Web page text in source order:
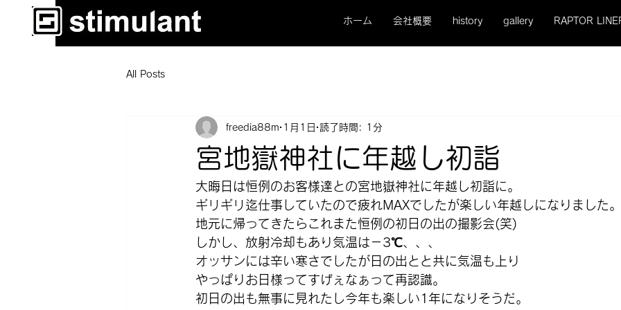
ホーム 会社概要 history gallery RAPTOR
All Posts
宮地嶽神社に年越し初詣
freedia88m 1月1日 読了時間: 1分
大晦日は恒例のお客様達との宮地嶽神社に年越し初詣に。
ギリギリ迄仕事していたので疲れMAXでしたが楽しい年越しになりました。
地元に帰ってきたらこれまた恒例の初日の出の撮影会(笑)
しかし、放射冷却もあり気温は－3℃、、、
オッサンには辛い寒さでしたが日の出とと共に気温も上り
やっぱりお日様ってすげぇなぁって再認識。
初日の出も無事に見れたし今年も楽しい1年になりそうだ。